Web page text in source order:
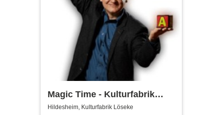
Magic Time - Kulturfabrik
Löseke
Hildesheim, Kulturfabrik Löseke